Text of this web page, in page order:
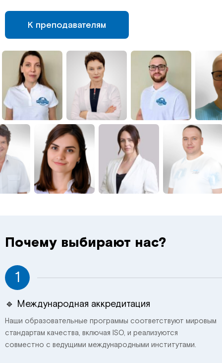
К преподавателям
Почему выбирают нас?
1
🔹 Международная аккредитация
Наши образовательные программы соответствуют мировым
стандартам качества, включая ISO, и реализуются
совместно с ведущими международными институтами.